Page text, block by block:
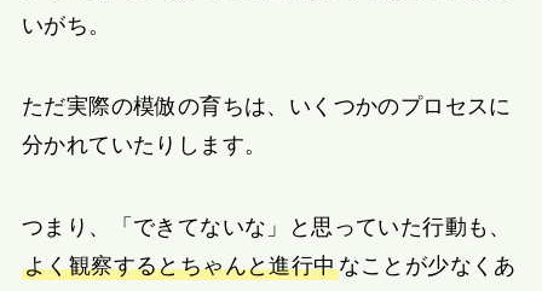
いがち。
ただ実際の模倣の育ちは、いくつかのプロセスに
分かれていたりします。
つまり、「できてないな」と思っていた行動も、
よく観察するとちゃんと進行中なことが少なくあ